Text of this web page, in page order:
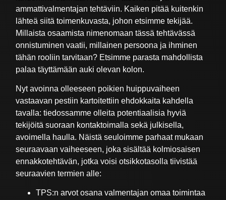
ammattivalmentajan tehtäviin. Kaiken pitää kuitenkin
lähteä siitä toimenkuvasta, johon etsimme tekijää.
Millaista osaamista nimenomaan tässä tehtävässä
onnistuminen vaatii, millainen persoona ja ihminen
tähän rooliin tarvitaan? Etsimme parasta mahdollista
palaa täyttämään auki olevan kolon.
Nyt avoinna olleeseen poikien huippuvaiheen
vastaavan pestiin kartoitettiin ehdokkaita kahdella
tavalla: tiedossamme olleita potentiaalisia hyviä
tekijöitä suoraan kontaktoimalla sekä julkisella,
avoimella haulla. Näistä seuloimme parhaat mukaan
seuraavaan vaiheeseen, joka sisältää kolmiosaisen
ennakkotehtävän, jotka voisi otsikkotasolla tiivistää
seuraavien termien alle:
TPS:n arvot osana valmentajan omaa toimintaa